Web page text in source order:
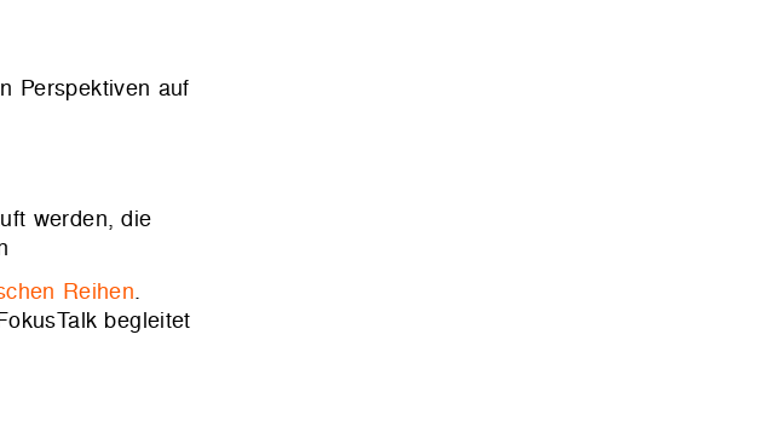
Perspektiven auf
werden, die
Reihen.
begleitet